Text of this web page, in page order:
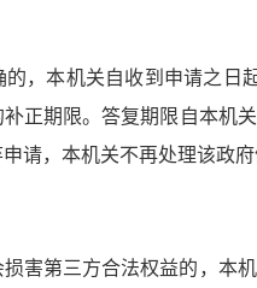
，本机关自收到申请之日
正期限。答复期限自本机
请，本机关不再处理该政府
害第三方合法权益的，本